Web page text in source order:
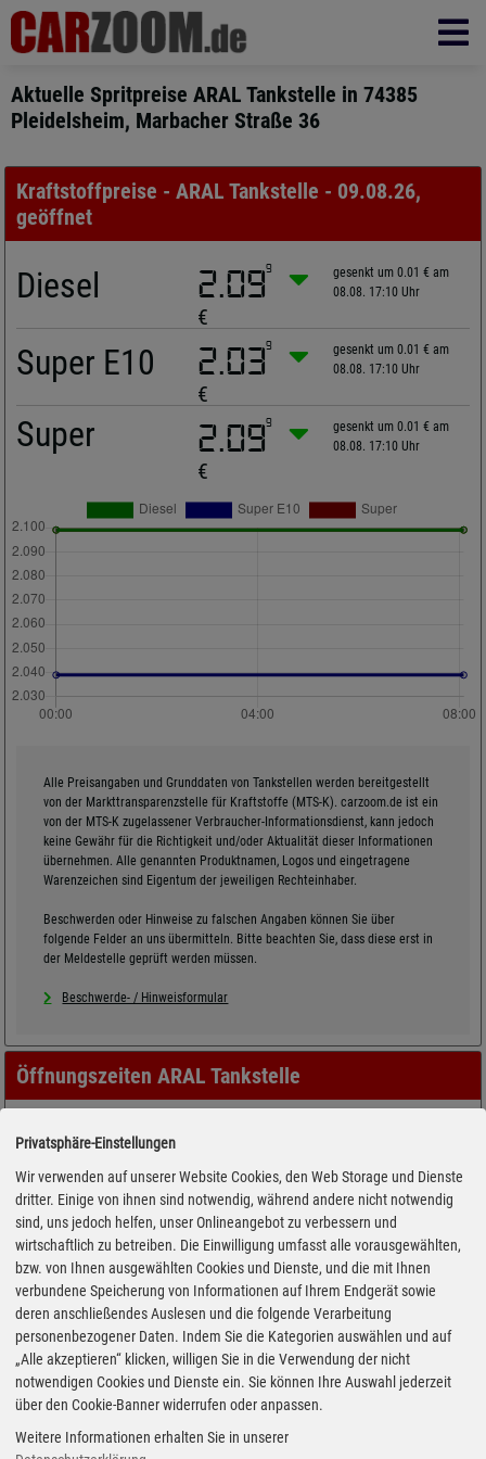
Aktuelle Spritpreise ARAL Tankstelle in 74385
Pleidelsheim, Marbacher Straße 36
Kraftstoffpreise - ARAL Tankstelle - 09.08.26,
geöffnet
Diesel 2.099
€
gesenkt um 0.01 € am
08.08. 17:10 Uhr
Super E10 2.039
€
gesenkt um 0.01 € am
08.08. 17:10 Uhr
Super 2.099
€
gesenkt um 0.01 € am
08.08. 17:10 Uhr
Alle Preisangaben und Grunddaten von Tankstellen werden bereitgestellt
von der Markttransparenzstelle für Kraftstoffe (MTS-K). carzoom.de ist ein
von der MTS-K zugelassener Verbraucher-Informationsdienst, kann jedoch
keine Gewähr für die Richtigkeit und/oder Aktualität dieser Informationen
übernehmen. Alle genannten Produktnamen, Logos und eingetragene
Warenzeichen sind Eigentum der jeweiligen Rechteinhaber.
Beschwerden oder Hinweise zu falschen Angaben können Sie über
folgende Felder an uns übermitteln. Bitte beachten Sie, dass diese erst in
der Meldestelle geprüft werden müssen.
Beschwerde- / Hinweisformular
Öffnungszeiten ARAL Tankstelle
Privatsphäre-Einstellungen
Wir verwenden auf unserer Website Cookies, den Web Storage und Dienste
dritter. Einige von ihnen sind notwendig, während andere nicht notwendig
sind, uns jedoch helfen, unser Onlineangebot zu verbessern und
wirtschaftlich zu betreiben. Die Einwilligung umfasst alle vorausgewählten,
bzw. von Ihnen ausgewählten Cookies und Dienste, und die mit Ihnen
verbundene Speicherung von Informationen auf Ihrem Endgerät sowie
deren anschließendes Auslesen und die folgende Verarbeitung
personenbezogener Daten. Indem Sie die Kategorien auswählen und auf
„Alle akzeptieren“ klicken, willigen Sie in die Verwendung der nicht
notwendigen Cookies und Dienste ein. Sie können Ihre Auswahl jederzeit
über den Cookie-Banner widerrufen oder anpassen.
Weitere Informationen erhalten Sie in unserer